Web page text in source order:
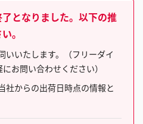
となりました。以下の推
。
いいたします。（フリーダイ
お問い合わせください）
社からの出荷日時点の情報と